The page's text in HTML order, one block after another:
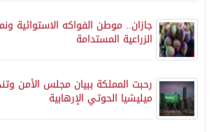
جازان.. موطن الفواكه الاستوائية
الزراعية المستدامة
رحبت المملكة ببيان مجلس الأمن
ميليشيا الحوثي الإرهابية